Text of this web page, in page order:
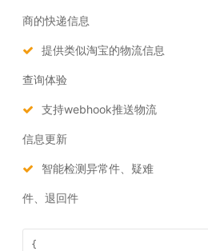
商的快递信息
提供类似淘宝的物流信息
查询体验
支持webhook推送物流
信息更新
智能检测异常件、疑难
件、退回件
{